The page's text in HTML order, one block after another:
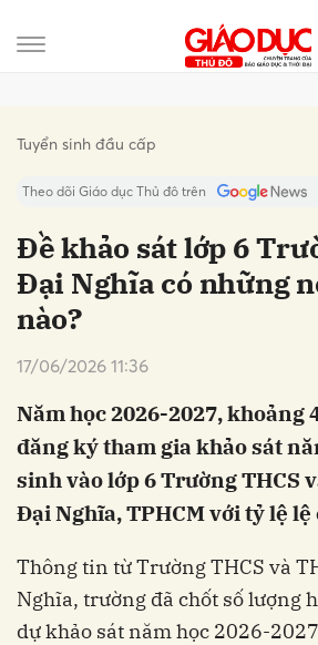
Tuyển sinh đầu cấp
Theo dõi Giáo dục Thủ đô trên
Đề khảo sát lớp 6
Đại Nghĩa có những
nào?
17/06/2026 11:36
Năm học 2026-2027, khoảng
đăng ký tham gia khảo sát
sinh vào lớp 6 Trường THCS
Đại Nghĩa, TPHCM với tỷ lệ lệ
Thông tin từ Trường THCS và
Nghĩa, trường đã chốt số lượng
dự khảo sát năm học 2026-
Hủy